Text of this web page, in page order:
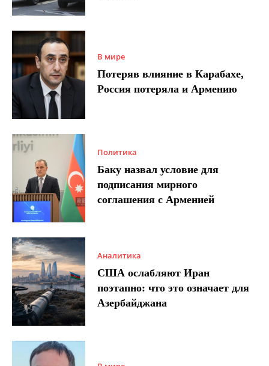
В мире
Потеряв влияние в Карабахе,
Россия потеряла и Армению
Политика
Баку назвал условие для
подписания мирного
соглашения с Арменией
Аналитика
США ослабляют Иран
поэтапно: что это означает для
Азербайджана